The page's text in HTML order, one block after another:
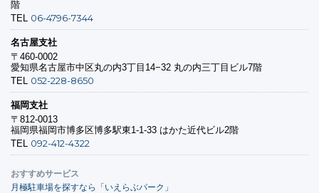
階
TEL 06-4796-7344
名古屋支社
〒460-0002
愛知県名古屋市中区丸の内3丁目14−32 丸の内三丁目ビル7階
TEL 052-228-8650
福岡支社
〒812-0013
福岡県福岡市博多区博多駅東1-1-33 はかた近代ビル2階
TEL 092-412-4322
おすすめサービス
月極駐車場を探すなら「いえらぶパーク」